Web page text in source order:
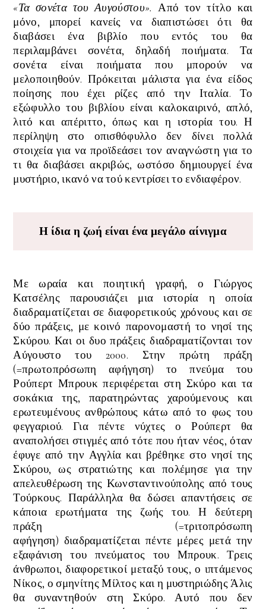
«Τα σονέτα του Αυγούστου».Από τον τίτλο και
μόνο, μπορεί κανείς να διαπιστώσει ότι θα
διαβάσει ένα βιβλίο που εντός του θα
περιλαμβάνει σονέτα, δηλαδή ποιήματα. Τα
σονέτα είναι ποιήματα που μπορούν να
μελοποιηθούν. Πρόκειται μάλιστα για ένα είδος
ποίησης που έχει ρίζες από την Ιταλία. Το
εξώφυλλο του βιβλίου είναι καλοκαιρινό, απλό,
λιτό και απέριττο, όπως και η ιστορία του. Η
περίληψη στο οπισθόφυλλο δεν δίνει πολλά
στοιχεία για να προϊδεάσει τον αναγνώστη για το
τι θα διαβάσει ακριβώς, ωστόσο δημιουργεί ένα
μυστήριο, ικανό να τού κεντρίσει το ενδιαφέρον.
Η ίδια η ζωή είναι ένα μεγάλο αίνιγμα
Με ωραία και ποιητική γραφή, ο Γιώργος
Κατσέλης παρουσιάζει μια ιστορία η οποία
διαδραματίζεταισε διαφορετικούς χρόνους και σε
δύο πράξεις, με κοινό παρονομαστή το νησί της
Σκύρου. Και οι δυο πράξειςδιαδραματίζονται τον
Αύγουστο του 2000. Στην πρώτη πράξη
(=πρωτοπρόσωπη αφήγηση) το πνεύμα του
Ρούπερτ Μπρουκ περιφέρεται στη Σκύρο και τα
σοκάκια της, παρατηρώντας χαρούμενους και
ερωτευμένους ανθρώπους κάτω από το φως του
φεγγαριού. Για πέντε νύχτες οΡούπερτ θα
αναπολήσει στιγμές από τότε που ήταν νέος, όταν
έφυγε από την Αγγλία και βρέθηκε στο νησί της
Σκύρου, ως στρατιώτης και πολέμησε για την
απελευθέρωση της Κωνσταντινούπολης από τους
Τούρκους. Παράλληλα θα δώσει απαντήσεις σε
κάποια ερωτήματα της ζωής του. Η δεύτερη
πράξη(=τριτοπρόσωπη
αφήγηση) διαδραματίζεται πέντε μέρες μετά την
εξαφάνιση του πνεύματος του Μπρουκ. Τρεις
άνθρωποι, διαφορετικοί μεταξύ τους, ο ιπτάμενος
Νίκος, ο σμηνίτης Μίλτος και η μυστηριώδης Άλις
θα συναντηθούν στη Σκύρο. Αυτό που δεν